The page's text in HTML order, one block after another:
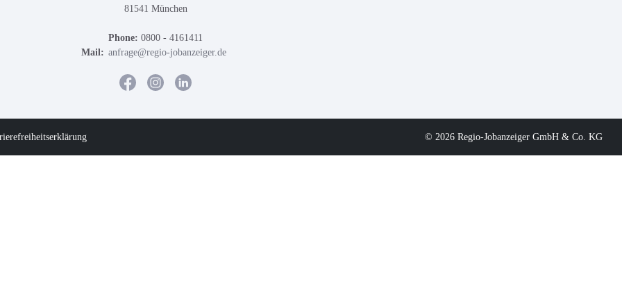
81541 München
Phone: 0800 - 4161411
Mail: anfrage@regio-jobanzeiger.de
© 2026 Regio-Jobanzeiger GmbH & Co. KG